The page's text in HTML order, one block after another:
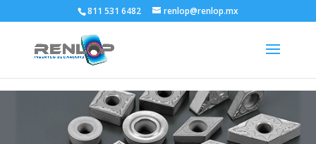
811 531 6482 renlop@renlop.mx